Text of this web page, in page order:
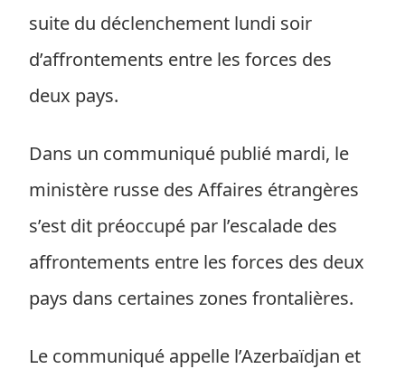
suite du déclenchement lundi soir
d’affrontements entre les forces des
deux pays.
Dans un communiqué publié mardi, le
ministère russe des Affaires étrangères
s’est dit préoccupé par l’escalade des
affrontements entre les forces des deux
pays dans certaines zones frontalières.
Le communiqué appelle l’Azerbaïdjan et